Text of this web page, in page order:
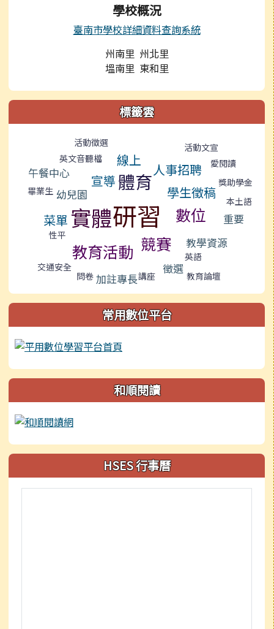
學校概況
臺南市學校詳細資料查詢系統
州南里 州北里
塭南里 東和里
標籤雲
活動徵選
英文音聽檔
線上
活動文宣
午餐中心
愛閱讀
宣導 體育
人事招聘
畢業生 幼兒園 學生徵稿
獎助學金
菜單 實體研習 數位
本土語
重要
性平
教育活動 競賽 教學資源
交通安全
英語
問卷 加註專長講座
徵選
教育論壇
常用數位平台
和順閱讀
HSES 行事曆